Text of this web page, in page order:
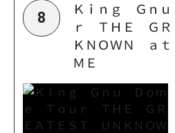
8
Ｋｉｎｇ Ｇｎ
ｒ ＴＨＥ ＧＲ
ＫＮＯＷＮ ａ
ＭＥ